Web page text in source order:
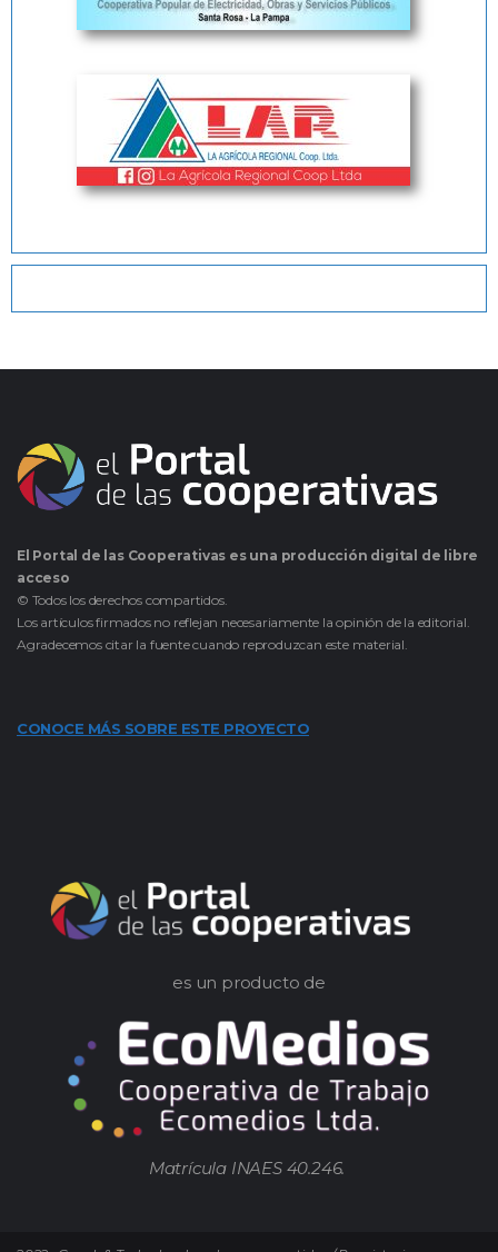
El Portal de las Cooperativas es una producción digital de libre
acceso
© Todos los derechos compartidos.
Los artículos firmados no reflejan necesariamente la opinión de la editorial.
Agradecemos citar la fuente cuando reproduzcan este material.
CONOCE MÁS SOBRE ESTE PROYECTO
es un producto de
Matrícula INAES 40.246.